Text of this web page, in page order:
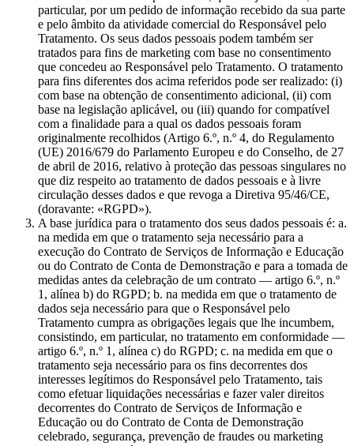
particular, por um pedido de informação recebido da sua parte
e pelo âmbito da atividade comercial do Responsável pelo
Tratamento. Os seus dados pessoais podem também ser
tratados para fins de marketing com base no consentimento
que concedeu ao Responsável pelo Tratamento. O tratamento
para fins diferentes dos acima referidos pode ser realizado: (i)
com base na obtenção de consentimento adicional, (ii) com
base na legislação aplicável, ou (iii) quando for compatível
com a finalidade para a qual os dados pessoais foram
originalmente recolhidos (Artigo 6.º, n.º 4, do Regulamento
(UE) 2016/679 do Parlamento Europeu e do Conselho, de 27
de abril de 2016, relativo à proteção das pessoas singulares no
que diz respeito ao tratamento de dados pessoais e à livre
circulação desses dados e que revoga a Diretiva 95/46/CE,
(doravante: «RGPD»).
A base jurídica para o tratamento dos seus dados pessoais é: a.
na medida em que o tratamento seja necessário para a
execução do Contrato de Serviços de Informação e Educação
ou do Contrato de Conta de Demonstração e para a tomada de
medidas antes da celebração de um contrato — artigo 6.º, n.º
1, alínea b) do RGPD; b. na medida em que o tratamento de
dados seja necessário para que o Responsável pelo
Tratamento cumpra as obrigações legais que lhe incumbem,
consistindo, em particular, no tratamento em conformidade —
artigo 6.º, n.º 1, alínea c) do RGPD; c. na medida em que o
tratamento seja necessário para os fins decorrentes dos
interesses legítimos do Responsável pelo Tratamento, tais
como efetuar liquidações necessárias e fazer valer direitos
decorrentes do Contrato de Serviços de Informação e
Educação ou do Contrato de Conta de Demonstração
celebrado, segurança, prevenção de fraudes ou marketing